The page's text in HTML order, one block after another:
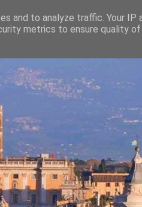
and to analyze traffic. Your IP
metrics to ensure quality